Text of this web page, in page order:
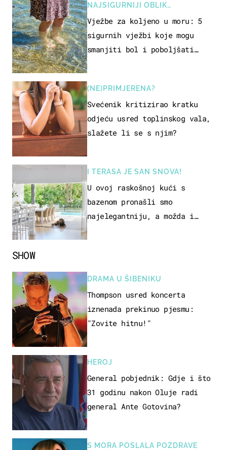
SHOW
DRAMA U ŠIBENIKU
Thompson usred koncerta
iznenada prekinuo pjesmu:
"Zovite hitnu!"
HEROJ
General pobjednik: Gdje i što
31 godinu nakon Oluje radi
general Ante Gotovina?
S MORA POSLALA POZDRAVE
NAJSIGURNIJI OBLIK
REKREACIJE
Vježbe za koljeno u moru: 5
sigurnih vježbi koje mogu
smanjiti bol i poboljšati
(NE)PRIMJERENA?
Svećenik kritizirao kratku
odjeću usred toplinskog vala,
slažete li se s njim?
I TERASA JE SAN SNOVA!
U ovoj raskošnoj kući s
bazenom pronašli smo
najelegantniju, a možda i